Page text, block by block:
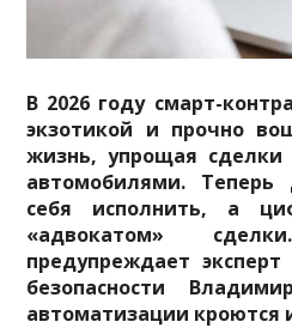
В 2026 году смарт-
экзотикой и прочно
жизнь, упрощая
автомобилями.
себя исполнить, а
«адвокатом»
предупреждает
безопасности
автоматизации кроются